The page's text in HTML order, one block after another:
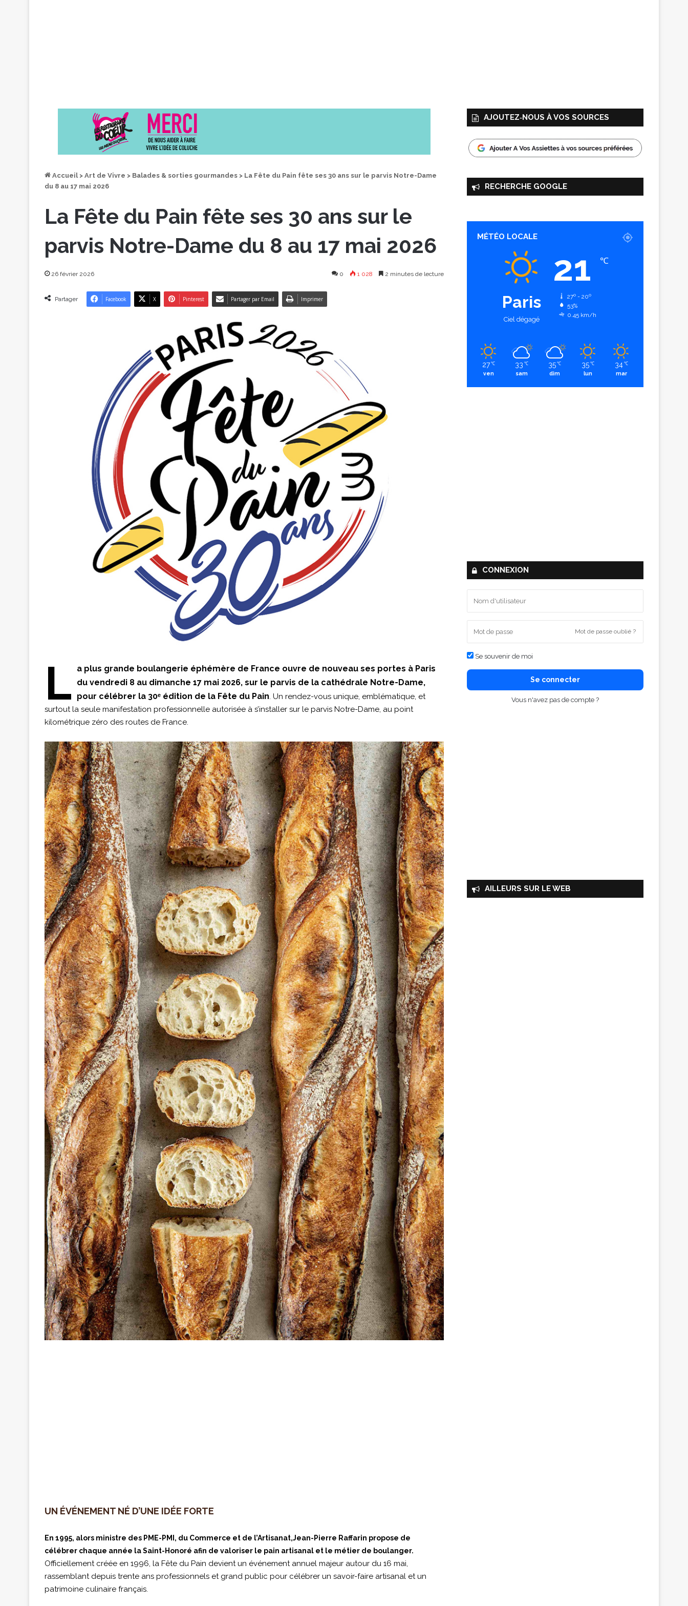
Accueil > Art de Vivre > Balades & sorties gourmandes > La Fête du Pain fête ses 30 ans sur le parvis Notre-Dame
du 8 au 17 mai 2026
La Fête du Pain fête ses 30 ans sur le
parvis Notre-Dame du 8 au 17 mai 2026
26 février 2026 0 1 028 2 minutes de lecture
Partager Facebook X Pinterest Partager par Email Imprimer
L
a plus grande boulangerie éphémère de France ouvre de nouveau ses portes à Paris
du vendredi 8 au dimanche 17 mai 2026, sur le parvis de la cathédrale Notre-Dame,
pour célébrer la 30ᵉ édition de la Fête du Pain . Un rendez-vous unique, emblématique, et
surtout la seule manifestation professionnelle autorisée à s’installer sur le parvis Notre-Dame, au point
kilométrique zéro des routes de France.
UN ÉVÉNEMENT NÉ D’UNE IDÉE FORTE
En 1995, alors ministre des PME-PMI, du Commerce et de l’Artisanat,Jean-Pierre Raffarin propose de
célébrer chaque année la Saint-Honoré afin de valoriser le pain artisanal et le métier de boulanger.
Officiellement créée en 1996, la Fête du Pain devient un événement annuel majeur autour du 16 mai,
rassemblant depuis trente ans professionnels et grand public pour célébrer un savoir-faire artisanal et un
patrimoine culinaire français.
AJOUTEZ‑NOUS À VOS SOURCES
RECHERCHE GOOGLE
MÉTÉO LOCALE
Paris
Ciel dégagé
21 ℃
27º - 20º
53%
0.45 km/h
27 ℃
ven
33 ℃
sam
35 ℃
dim
35 ℃
lun
34 ℃
mar
CONNEXION
Mot de passe oublié ?
Se souvenir de moi
Se connecter
Vous n'avez pas de compte ?
AILLEURS SUR LE WEB